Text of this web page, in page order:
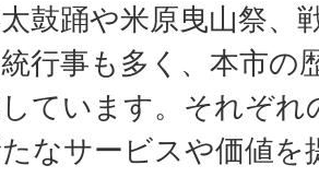
鼓踊や米原曳山祭、
行事も多く、本市の
ています。それぞれ
なサービスや価値を